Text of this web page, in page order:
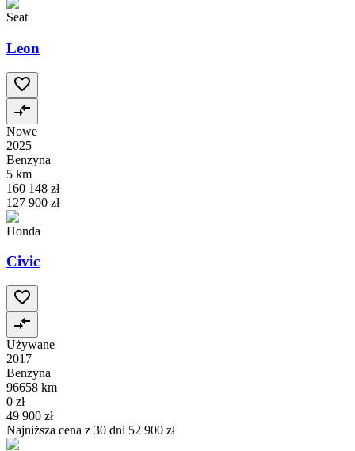
Seat
Leon
Nowe
2025
Benzyna
5 km
160 148 zł
127 900 zł
Honda
Civic
Używane
2017
Benzyna
96658 km
0 zł
49 900 zł
Najniższa cena z 30 dni 52 900 zł